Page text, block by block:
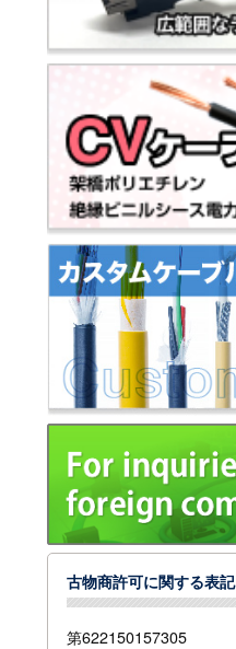
古物商許可に関する表記
第622150157305